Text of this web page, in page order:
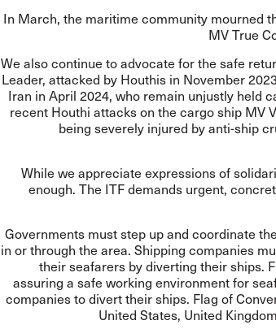
In March, the maritime community mourned
MV True
We also continue to advocate for the safe
Leader, attacked by Houthis in November
Iran in April 2024, who remain unjustly held
recent Houthi attacks on the cargo ship MV
being severely injured by anti-ship
While we appreciate expressions of
enough. The ITF demands urgent,
Governments must step up and coordinate
in or through the area. Shipping companies
their seafarers by diverting their ships.
assuring a safe working environment for
companies to divert their ships. Flag of
United States, United